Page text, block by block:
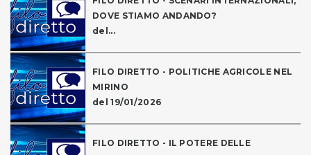
DOVE STIAMO ANDANDO?
del...
FILO DIRETTO - POLITICHE AGRICOLE NEL
MIRINO
del 19/01/2026
FILO DIRETTO - IL POTERE DELLE